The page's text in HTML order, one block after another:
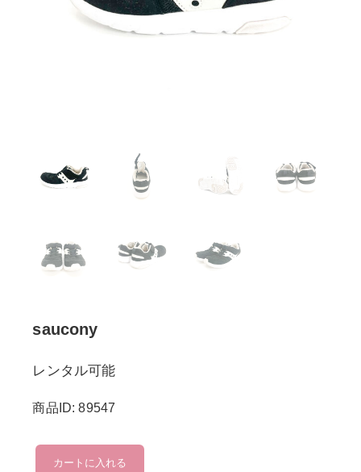
saucony
レンタル可能
商品ID: 89547
saucony
カートに入れる